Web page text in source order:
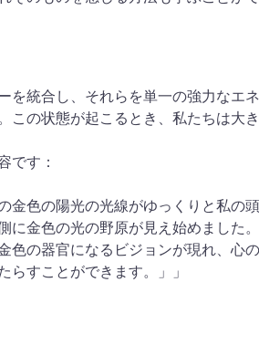
統合し、それらを単一の強力なエ
の状態が起こるとき、私たちは大き
です：
色の陽光の光線がゆっくりと私
金色の光の野原が見え始めました
の器官になるビジョンが現れ、心
すことができます。」」